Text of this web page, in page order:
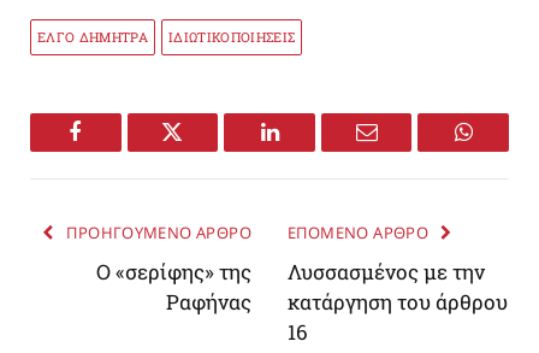
ΕΛΓΟ ΔΗΜΗΤΡΑ ΙΔΙΩΤΙΚΟΠΟΙΗΣΕΙΣ
Facebook Twitter LinkedIn Email
ΠΡΟΗΓΟΥΜΕΝΟ ΑΡΘΡΟ
Ο «σερίφης» της
Ραφήνας
ΕΠΟΜΕΝΟ ΑΡΘΡΟ
Λυσσασμένος με την
κατάργηση του άρθρου
16